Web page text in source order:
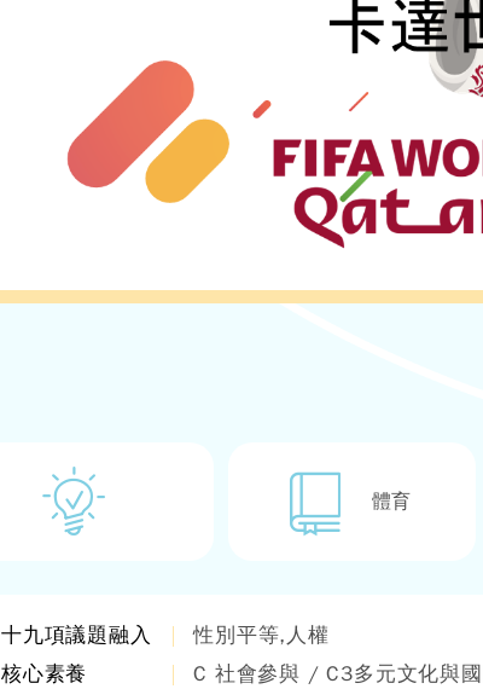
體育
十九項議題融入
性別平等,人權
核心素養
C 社會參與 / C3多元文化與